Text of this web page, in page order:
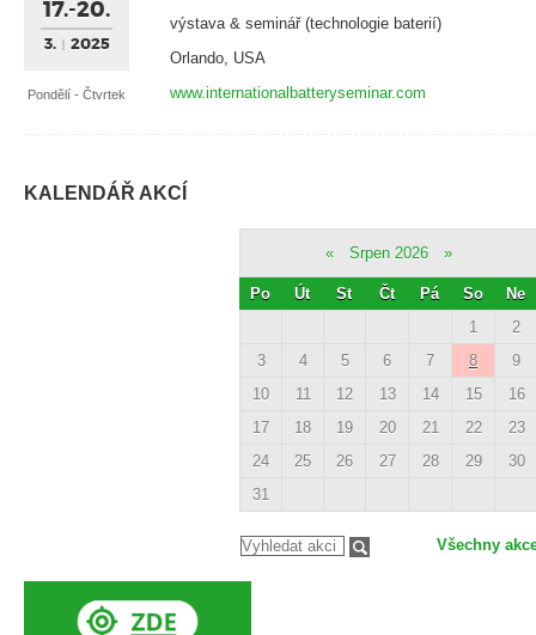
17.-20.
3. 2025
Pondělí - Čtvrtek
výstava & seminář (technologie baterií)
Orlando, USA
www.internationalbatteryseminar.com
KALENDÁŘ AKCÍ
« Srpen 2026 »
Po Út St Čt Pá So
Ne
1
2
3
4 5 6 7 8
9
10
11 12 13 14 15
16
17
18 19 20 21 22
23
24
25 26 27 28 29
30
31
Všechny